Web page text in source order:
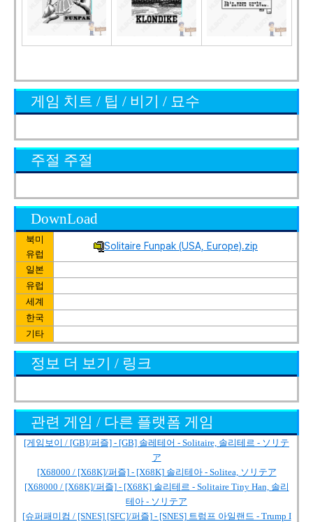
게임 치트 / 팁 / 비기 / 묘수
주절 주절
DownLoad
북미
유럽
Solitaire Funpak (USA, Europe).zip
일본
유럽
세계
한국
기타
정보 더 보기 / 링크
관련 게임 / 다른 플랫폼 게임
[게임보이 / [GB]/퍼즐] - [GB] 솔레테어 - Solitaire, 솔리테르 - ソリテ
ア
[X68000 / [X68K]/퍼즐] - [X68K] 솔리테아 - Solitea, ソリテア
[X68000 / [X68K]/퍼즐] - [X68K] 솔리테르 - Solitaire Tiny Han, 솔리
테아 - ソリテア
[슈퍼패미컴 / [SNES] [SFC]/퍼즐] - [SNES] 트럼프 아일랜드 - Trump I